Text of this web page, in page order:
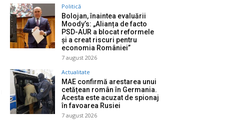
Politică
Bolojan, înaintea evaluării
Moody’s: „Alianța de facto
PSD-AUR a blocat reformele
și a creat riscuri pentru
economia României”
7 august 2026
Actualitate
MAE confirmă arestarea unui
cetățean român în Germania.
Acesta este acuzat de spionaj
în favoarea Rusiei
7 august 2026